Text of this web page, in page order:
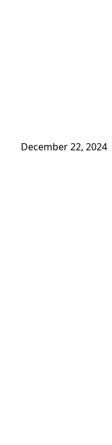
December 22, 2024